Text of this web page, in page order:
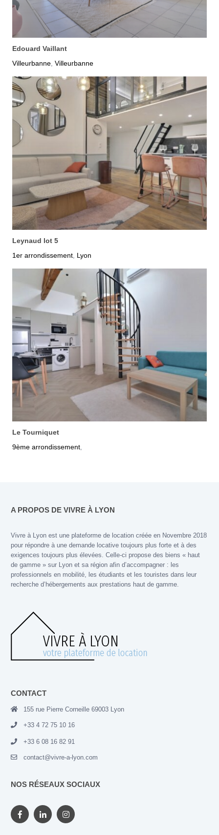
Edouard Vaillant
Villeurbanne, Villeurbanne
Leynaud lot 5
1er arrondissement Lyon
Le Tourniquet
9ème arrondissement,
A PROPOS DE VIVRE À LYON
Vivre à Lyon est une plateforme de location créée en Novembre 2018
pour répondre à une demande locative toujours plus forte et à des
exigences toujours plus élevées. Celle-ci propose des biens « haut
de gamme » sur Lyon et sa région afin d’accompagner : les
professionnels en mobilité, les étudiants et les touristes dans leur
recherche d’hébergements aux prestations haut de gamme.
CONTACT
155 rue Pierre Corneille 69003 Lyon
+33 4 72 75 10 16
+33 6 08 16 82 91
contact@vivre-a-lyon.com
NOS RÉSEAUX SOCIAUX